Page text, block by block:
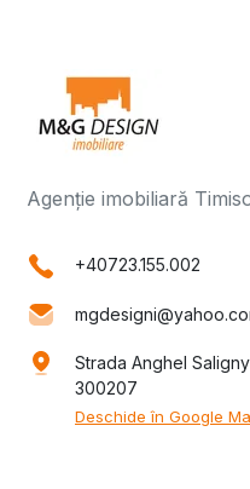
Agenție imobiliară
+40723.155.002
Strada Anghel
300207
Deschide în Google